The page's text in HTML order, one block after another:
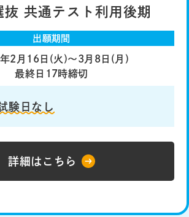
抜 共通テスト利用後期
出願期間
2月16日(火)〜3月8日(月)
最終日17時締切
験日なし
詳細はこちら